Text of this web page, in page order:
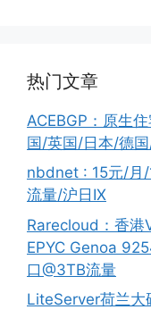
热门文章
ACEBGP：原生
国/英国/日本/德
nbdnet : 15元/月
流量/沪日IX
Rarecloud：香港
EPYC Genoa
口@3TB流量
LiteServer荷兰大